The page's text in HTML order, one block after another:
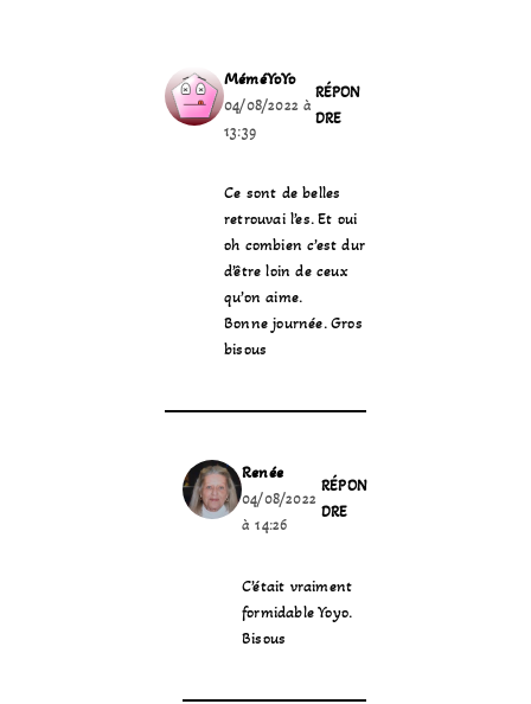
MéméYoYo
04/08/2022 à
13:39
RÉPON
DRE
Ce sont de belles
retrouvai l’es. Et oui
oh combien c’est dur
d’être loin de ceux
qu’on aime.
Bonne journée. Gros
bisous
Renée
04/08/2022
à 14:26
RÉPON
DRE
C’était vraiment
formidable Yoyo.
Bisous